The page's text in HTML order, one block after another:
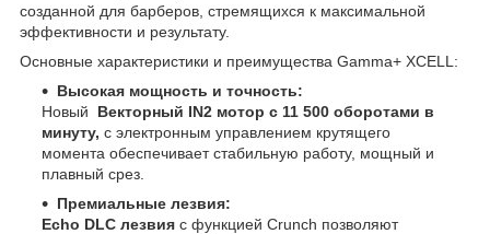
созданной для барберов, стремящихся к максимальной
эффективности и результату.
Основные характеристики и преимущества Gamma+ XCELL:
Высокая мощность и точность:
Новый
Векторный IN2 мотор с 11 500 оборотами в
минуту, с электронным управлением крутящего
момента обеспечивает стабильную работу, мощный и
плавный срез.
Премиальные лезвия:
Echo DLC лезвия с функцией Crunch позволяют